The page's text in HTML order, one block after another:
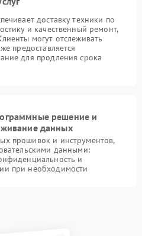
доставку техники по
и качественный ремонт,
могут отслеживать
предоставляется
для продления срока
решение и
данных
прошивок и инструментов,
данными:
и
при необходимости